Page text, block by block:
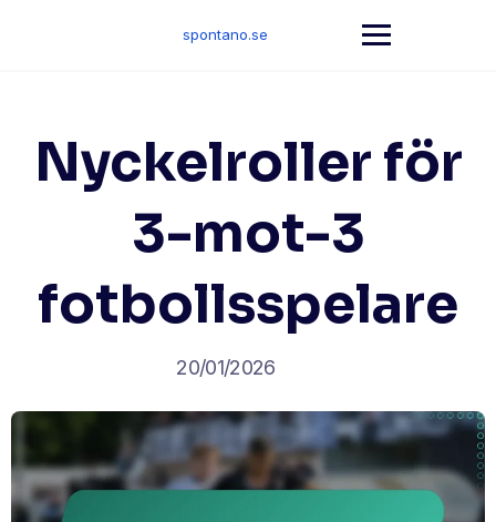
spontano.se
Nyckelroller för
3-mot-3
fotbollsspelare
20/01/2026